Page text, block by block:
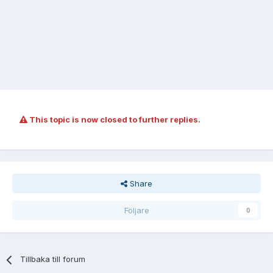
This topic is now closed to further replies.
Share
Följare 0
Tillbaka till forum